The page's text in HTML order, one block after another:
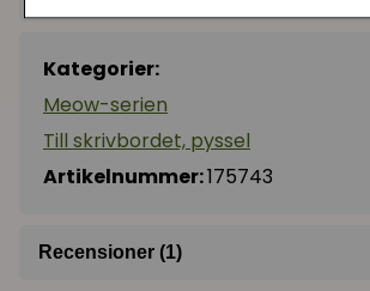
Kategorier:
Meow-serien
Till skrivbordet, pyssel
Artikelnummer:175743
Recensioner (1)